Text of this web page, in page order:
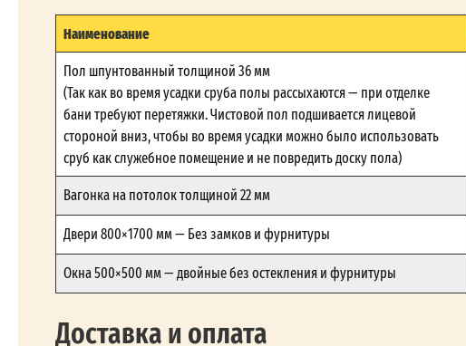
Наименование
Пол шпунтованный толщиной 36 мм
(Так как во время усадки сруба полы рассыхаются — при отделке
бани требуют перетяжки. Чистовой пол подшивается лицевой
стороной вниз, чтобы во время усадки можно было использовать
сруб как служебное помещение и не повредить доску пола)
Вагонка на потолок толщиной 22 мм
Двери 800×1700 мм — Без замков и фурнитуры
Окна 500×500 мм — двойные без остекления и фурнитуры
Доставка и оплата